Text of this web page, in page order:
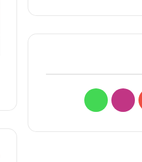
يوتيوبانستقرامواتساب